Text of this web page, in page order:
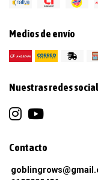
Medios de envío
Nuestras redes
Contacto